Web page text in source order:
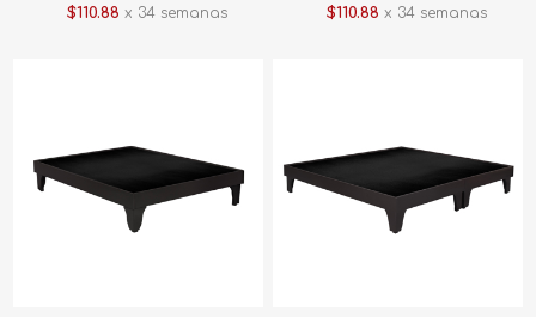
$110.88 x 34 semanas $110.88 x 34 semanas